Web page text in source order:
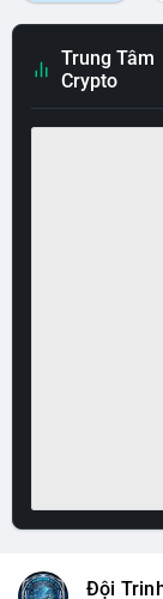
Trung Tâm
Crypto
Đội